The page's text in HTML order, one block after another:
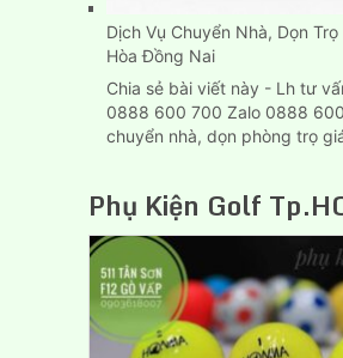
Dịch Vụ Chuyển Nhà, Dọn Trọ
Hòa Đồng Nai
Chia sẻ bài viết này - Lh tư
0888 600 700 Zalo 0888
chuyển nhà, dọn phòng trọ
Phụ Kiện Golf